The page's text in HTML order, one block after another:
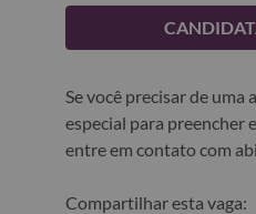
Se você precisar de uma
especial para preencher
entre em contato com
Compartilhar esta vaga: